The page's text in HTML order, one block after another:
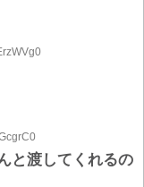
と渡してくれるの